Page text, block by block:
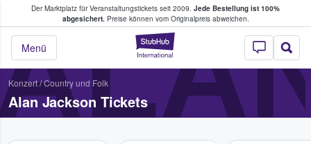
Der Marktplatz für Veranstaltungstickets seit 2009. Jede Bestellung ist 100%
abgesichert.Preise können vom Originalpreis abweichen.
StubHub - Wo
Menü
Tickets kaufen & verkaufen
Konzert/Country und Folk
Alan Jackson Tickets